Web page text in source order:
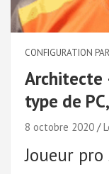
CONFIGURATION
Architecte
type de
8 octobre 2020
Joueur